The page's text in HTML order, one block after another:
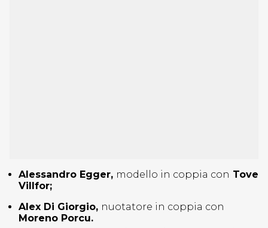
Alessandro Egger, modello in coppia con Tove
Villfor;
Alex Di Giorgio, nuotatore in coppia con
Moreno Porcu.